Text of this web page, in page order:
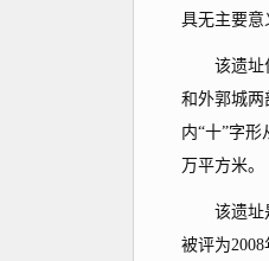
具无主要意
该遗址位
和外郭城两
内“十”字
万平方米。
该遗址是
被评为2008